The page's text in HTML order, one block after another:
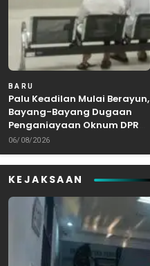
BARU
Palu Keadilan Mulai Berayun,
Bayang-Bayang Dugaan
Penganiayaan Oknum DPRD
Bekasi Masuk Meja Hijau
06/08/2026
KEJAKSAAN